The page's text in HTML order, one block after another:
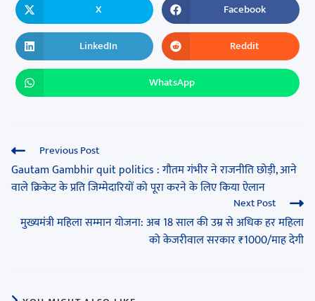
X Facebook
LinkedIn Reddit
WhatsApp
Previous Post
Gautam Gambhir quit politics : गौतम गंभीर ने राजनीति छोड़ी, आने
वाले क्रिकेट के प्रति जिम्मेदारियों को पूरा करने के लिए किया ऐलान
Next Post
मुख्यमंत्री महिला सम्मान योजना: अब 18 साल की उम्र से अधिक हर महिला
को केजरीवाल सरकार ₹1000/माह देगी